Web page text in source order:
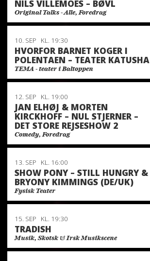
NILS VILLEMOES – BØVL
Original Talks - Alle, Foredrag
10. SEP KL. 19:30
HVORFOR BARNET KOGER I
POLENTAEN – TEATER KATUSHA
TEMA - teater i Baltoppen
12. SEP KL. 19:00
JAN ELHØJ & MORTEN
KIRCKHOFF – NUL STJERNER –
DET STORE REJSESHOW 2
Comedy, Foredrag
13. SEP KL. 16:00
SHOW PONY – STILL HUNGRY &
BRYONY KIMMINGS (DE/UK)
Fysisk Teater
15. SEP KL. 19:30
TRADISH
Musik, Skotsk & Irsk Musikscene